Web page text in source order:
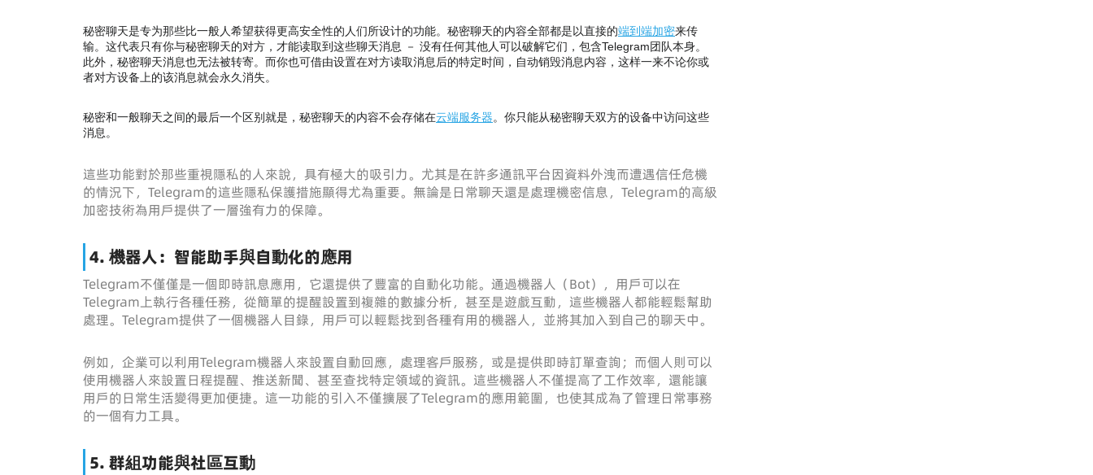
秘密聊天是专为那些比一般人希望获得更高安全性的人们所设计的功能。秘密聊天的内容全部都是以直接的端到端加密来传
输。这代表只有你与秘密聊天的对方，才能读取到这些聊天消息 － 没有任何其他人可以破解它们，包含Telegram团队本身。
此外，秘密聊天消息也无法被转寄。而你也可借由设置在对方读取消息后的特定时间，自动销毁消息内容，这样一来不论你或
者对方设备上的该消息就会永久消失。
秘密和一般聊天之间的最后一个区别就是，秘密聊天的内容不会存储在云端服务器。你只能从秘密聊天双方的设备中访问这些
消息。
這些功能對於那些重視隱私的人來說，具有極大的吸引力。尤其是在許多通訊平台因資料外洩而遭遇信任危機
的情況下，Telegram的這些隱私保護措施顯得尤為重要。無論是日常聊天還是處理機密信息，Telegram的高級
加密技術為用戶提供了一層強有力的保障。
4. 機器人：智能助手與自動化的應用
Telegram不僅僅是一個即時訊息應用，它還提供了豐富的自動化功能。通過機器人（Bot），用戶可以在
Telegram上執行各種任務，從簡單的提醒設置到複雜的數據分析，甚至是遊戲互動，這些機器人都能輕鬆幫助
處理。Telegram提供了一個機器人目錄，用戶可以輕鬆找到各種有用的機器人，並將其加入到自己的聊天中。
例如，企業可以利用Telegram機器人來設置自動回應，處理客戶服務，或是提供即時訂單查詢；而個人則可以
使用機器人來設置日程提醒、推送新聞、甚至查找特定領域的資訊。這些機器人不僅提高了工作效率，還能讓
用戶的日常生活變得更加便捷。這一功能的引入不僅擴展了Telegram的應用範圍，也使其成為了管理日常事務
的一個有力工具。
5. 群組功能與社區互動